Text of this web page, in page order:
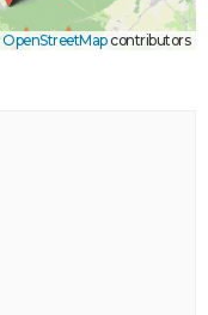
OpenStreetMapcontributors